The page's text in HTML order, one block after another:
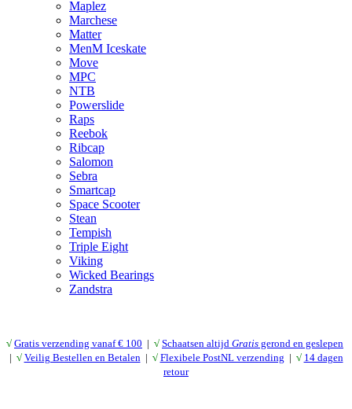
Maplez
Marchese
Matter
MenM Iceskate
Move
MPC
NTB
Powerslide
Raps
Reebok
Ribcap
Salomon
Sebra
Smartcap
Space Scooter
Stean
Tempish
Triple Eight
Viking
Wicked Bearings
Zandstra
√ Gratis verzending vanaf € 100 | √ Schaatsen altijd Gratis gerond en geslepen
| √ Veilig Bestellen en Betalen | √ Flexibele PostNL verzending | √ 14 dagen
retour